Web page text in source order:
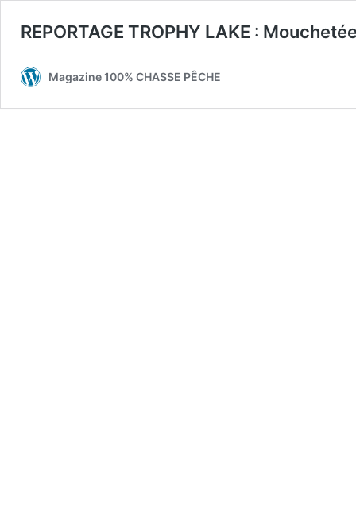
REPORTAGE TROPHY LAKE :
Magazine 100% CHASSE PÊCHE